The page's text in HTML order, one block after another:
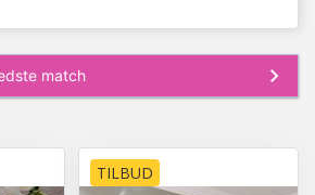
TILBUD